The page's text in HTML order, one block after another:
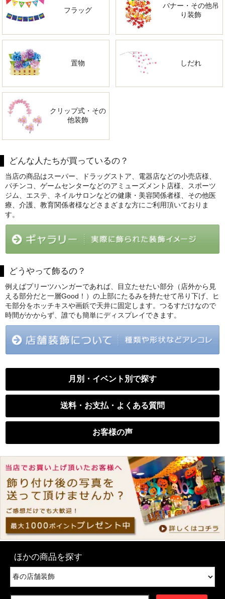
フラッグ
バナー・その他吊
り装飾
置物 しだれ
クリップ式・その
他装飾
どんな人たちが買っているの？
当店の商品はスーパー、ドラッグストア、電器店などの小売店様、
パチンコ、ゲームセンターなどのアミューズメント店様、スポーツ
ジム、エステ、ネイルサロンなどの健康・美容関係者様、その他医
療、介護、教育関係者様などさまざまな方にご利用頂いておりま
す。
どうやって飾るの？
例えばプリーツハンガーであれば、目立たせたい部分（店外から見
える部分だと一層Good！）の上部にたるみを持たせて吊り下げ、ヒ
モ部分をホッチキスや画鋲で天井に固定します。つるすだけなので
時間がかからず、誰でも簡単にディスプレイできます。
月別・イベント別で探す
送料・お支払・よくある質問
お客様の声
ほかの商品を探す